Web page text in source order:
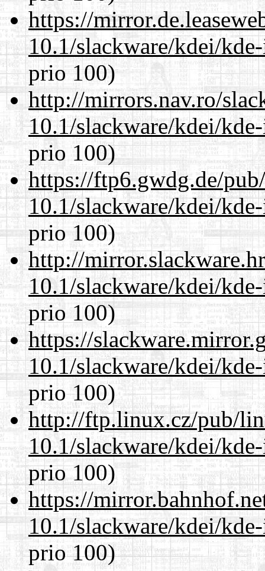
https://
10.1/slackware/kdei/
prio 100)
http://mirrors.nav.ro/
10.1/slackware/kdei/
prio 100)
https://ftp6.gwdg.de/
10.1/slackware/kdei/
prio 100)
http://
10.1/slackware/kdei/
prio 100)
https://
10.1/slackware/kdei/
prio 100)
http://ftp.linux.cz/pub/
10.1/slackware/kdei/
prio 100)
https://
10.1/slackware/kdei/
prio 100)